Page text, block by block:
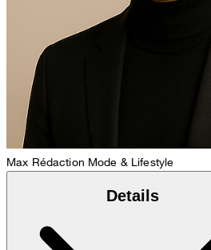
Max Rédaction Mode & Lifestyle
Details